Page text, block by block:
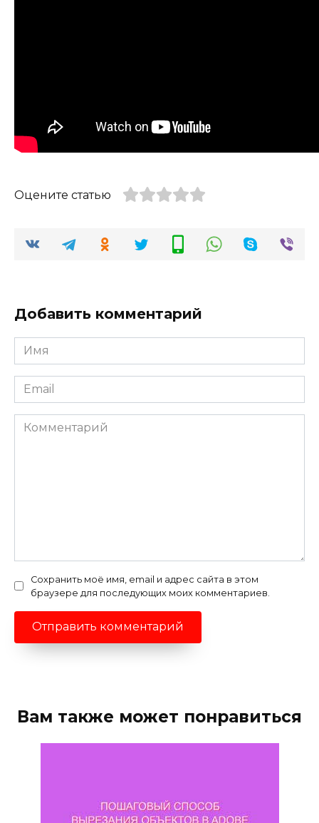
Оцените статью
Добавить комментарий
Имя
*
Email
*
Комментарий
Сохранить моё имя, email и адрес сайта в этом
браузере для последующих моих комментариев.
Вам также может понравиться